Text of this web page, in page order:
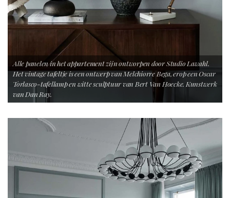
Alle panelen in het appartement zijn ontworpen door Studio Lawahl.
Het vintage tafeltje is een ontwerp van Melchiorre Bega, erop een Oscar
Torlasco-tafellamp en witte sculptuur van Bert Van Hoecke. Kunstwerk
van Dan Ray.